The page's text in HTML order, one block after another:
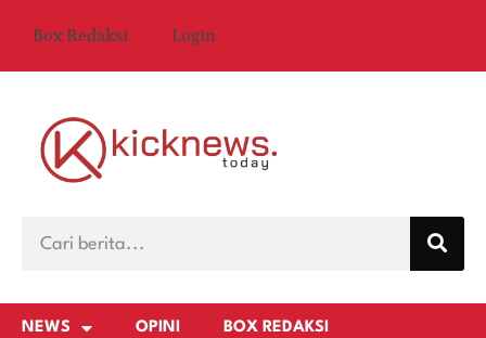
Box Redaksi Login
NEWS OPINI BOX REDAKSI